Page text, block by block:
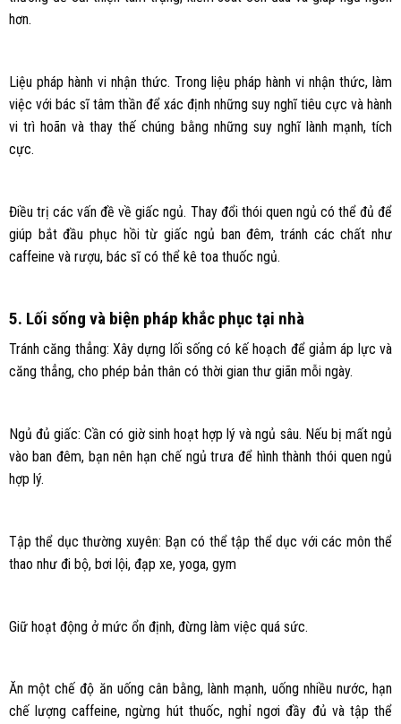
hơn.
Liệu pháp hành vi nhận thức. Trong liệu pháp hành vi nhận thức, làm
việc với bác sĩ tâm thần để xác định những suy nghĩ tiêu cực và hành
vi trì hoãn và thay thế chúng bằng những suy nghĩ lành mạnh, tích
cực.
Điều trị các vấn đề về giấc ngủ. Thay đổi thói quen ngủ có thể đủ để
giúp bắt đầu phục hồi từ giấc ngủ ban đêm, tránh các chất như
caffeine và rượu, bác sĩ có thể kê toa thuốc ngủ.
5. Lối sống và biện pháp khắc phục tại nhà
Tránh căng thẳng: Xây dựng lối sống có kế hoạch để giảm áp lực và
căng thẳng, cho phép bản thân có thời gian thư giãn mỗi ngày.
Ngủ đủ giấc: Cần có giờ sinh hoạt hợp lý và ngủ sâu. Nếu bị mất ngủ
vào ban đêm, bạn nên hạn chế ngủ trưa để hình thành thói quen ngủ
hợp lý.
Tập thể dục thường xuyên: Bạn có thể tập thể dục với các môn thể
thao như đi bộ, bơi lội, đạp xe, yoga, gym
Giữ hoạt động ở mức ổn định, đừng làm việc quá sức.
Ăn một chế độ ăn uống cân bằng, lành mạnh, uống nhiều nước, hạn
chế lượng caffeine, ngừng hút thuốc, nghỉ ngơi đầy đủ và tập thể